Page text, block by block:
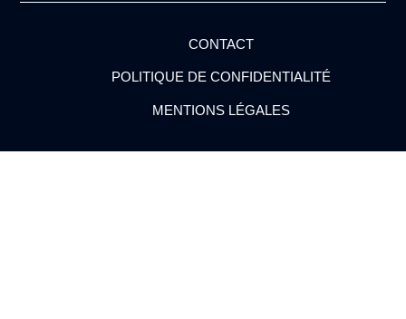
CONTACT
POLITIQUE DE CONFIDENTIALITÉ
MENTIONS LÉGALES